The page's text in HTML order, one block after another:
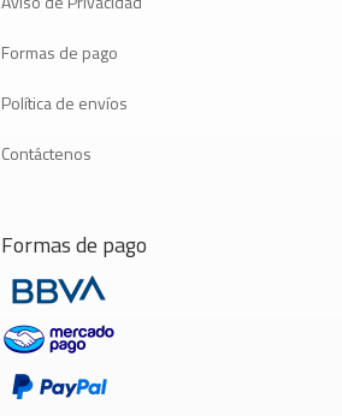
Formas de pago
Política de envíos
Contáctenos
Formas de pago